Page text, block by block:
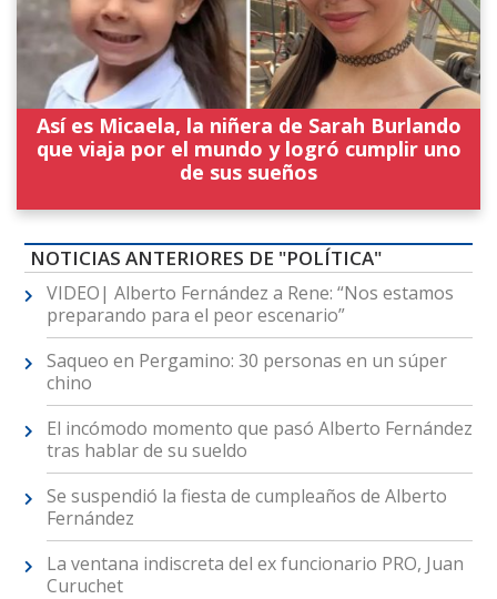
Así es Micaela, la niñera de Sarah Burlando
que viaja por el mundo y logró cumplir uno
de sus sueños
NOTICIAS ANTERIORES DE "POLÍTICA"
VIDEO| Alberto Fernández a Rene: “Nos estamos
preparando para el peor escenario”
Saqueo en Pergamino: 30 personas en un súper
chino
El incómodo momento que pasó Alberto Fernández
tras hablar de su sueldo
Se suspendió la fiesta de cumpleaños de Alberto
Fernández
La ventana indiscreta del ex funcionario PRO, Juan
Curuchet